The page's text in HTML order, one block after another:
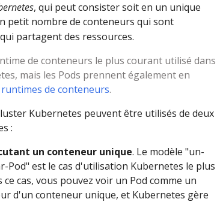
, qui peut consister soit en un unique
petit nombre de conteneurs qui sont
partagent des ressources.
de conteneurs le plus courant utilisé dans
mais les Pods prennent également en
runtimes de conteneurs.
Kubernetes peuvent être utilisés de deux
:
un conteneur unique. Le modèle "un-
Pod" est le cas d'utilisation Kubernetes le plus
ce cas, vous pouvez voir un Pod comme un
d'un conteneur unique, et Kubernetes gère